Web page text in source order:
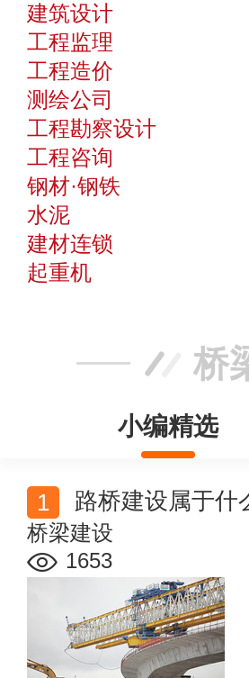
建筑设计
工程监理
工程造价
测绘公司
工程勘察设计
工程咨询
钢材·钢铁
水泥
建材连锁
起重机
桥
小编精选
路桥建设属于什
桥梁建设
1653